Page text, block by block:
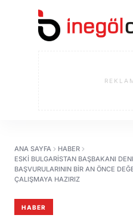
ANA SAYFA
HABER
ESKI BULGARISTAN BAŞBAKANI
BAŞVURULARININ BIR AN ÖNCE
ÇALIŞMAYA HAZIRIZ
HABER